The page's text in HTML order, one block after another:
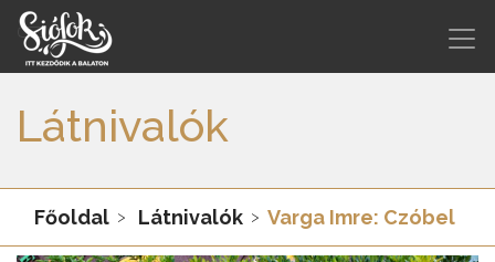
Látnivalók
Főoldal Látnivalók Varga Imre: Czóbel